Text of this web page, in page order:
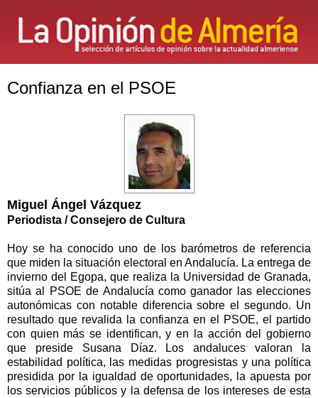
Confianza en el PSOE
Miguel Ángel Vázquez
Periodista / Consejero de Cultura
Hoy se ha conocido uno de los barómetros de referencia
que miden la situación electoral en Andalucía. La entrega de
invierno del Egopa, que realiza la Universidad de Granada,
‪sitúa al PSOE de Andalucía como ganador las elecciones
autonómicas con notable diferencia sobre el segundo. Un
resultado que revalida la confianza en el PSOE, el partido
con quien más se identifican, y en la acción del gobierno
que preside Susana Díaz. Los andaluces valoran la
estabilidad política, las medidas progresistas y una política
presidida por la igualdad de oportunidades, la apuesta por
los servicios públicos y la defensa de los intereses de esta